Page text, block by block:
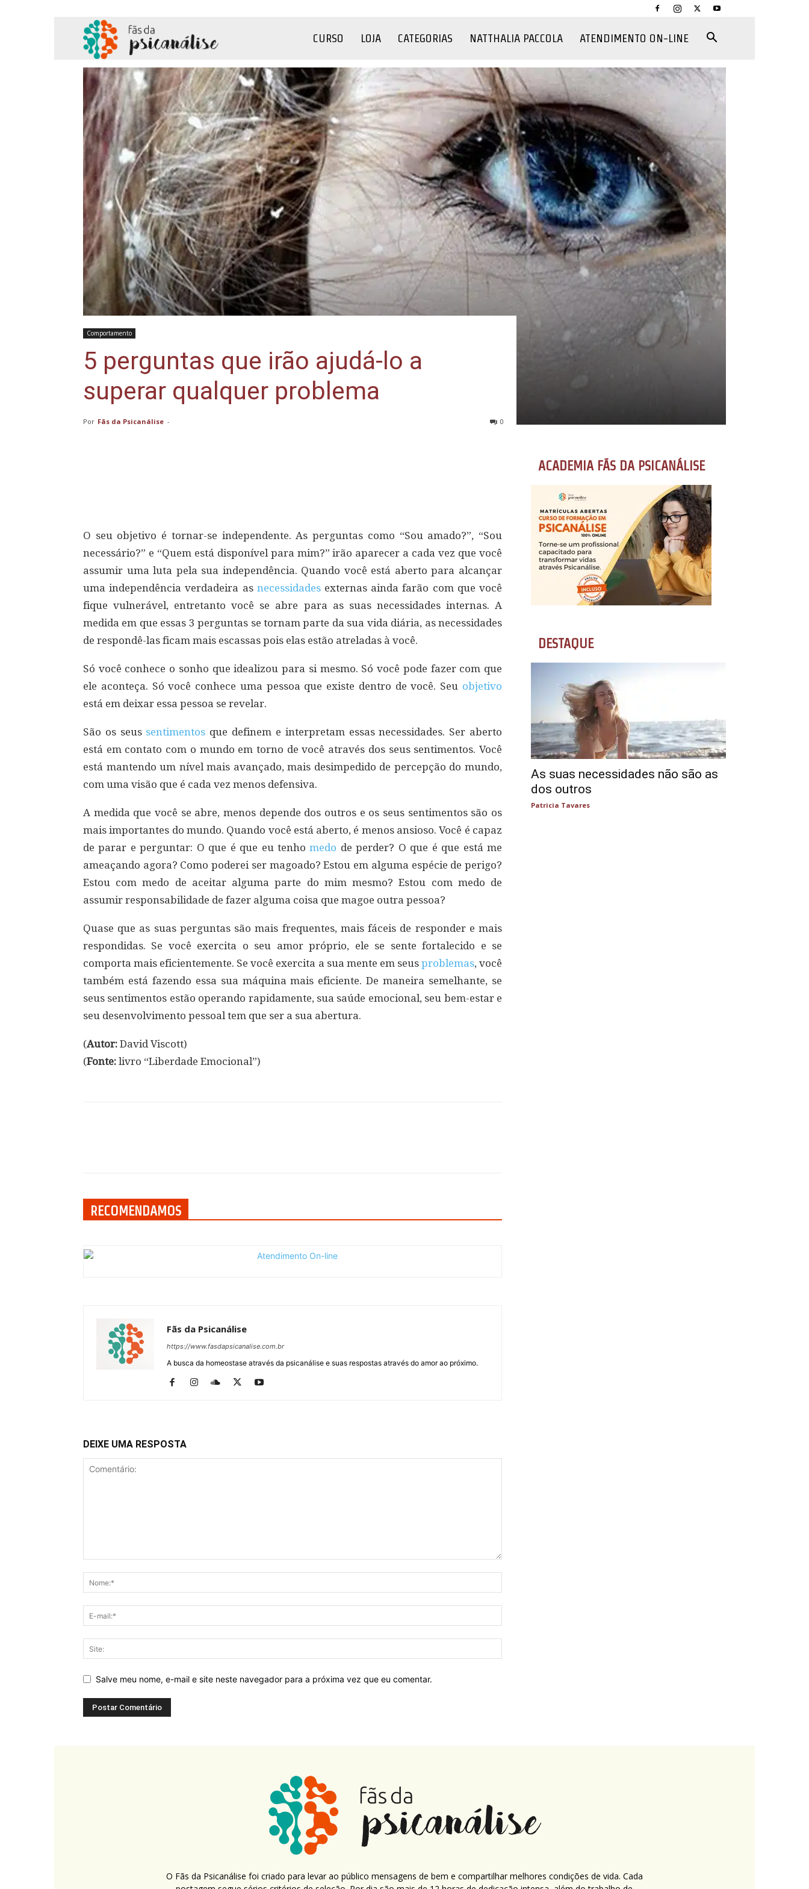
da
Psicanálise
CURSO LOJA CATEGORIAS NATTHALIA PACCOLA ATENDIMENTO ON-LINE
Comportamento
5 perguntas que irão ajudá-lo a
superar qualquer problema
Por Fãs da Psicanálise - 0
O seu objetivo é tornar-se independente. As perguntas como “Sou amado?”, “Sou
necessário?” e “Quem está disponível para mim?” irão aparecer a cada vez que você
assumir uma luta pela sua independência. Quando você está aberto para alcançar
uma independência verdadeira as necessidadesexternas ainda farão com que você
fique vulnerável, entretanto você se abre para as suas necessidades internas. A
medida em que essas 3 perguntas se tornam parte da sua vida diária, as necessidades
de respondê-las ficam mais escassas pois elas estão atreladas à você.
Só você conhece o sonho que idealizou para si mesmo. Só você pode fazer com que
ele aconteça. Só você conhece uma pessoa que existe dentro de você. Seu objetivo
está em deixar essa pessoa se revelar.
São os seus sentimentos que definem e interpretam essas necessidades. Ser aberto
está em contato com o mundo em torno de você através dos seus sentimentos. Você
está mantendo um nível mais avançado, mais desimpedido de percepção do mundo,
com uma visão que é cada vez menos defensiva.
A medida que você se abre, menos depende dos outros e os seus sentimentos são os
mais importantes do mundo. Quando você está aberto, é menos ansioso. Você é capaz
de parar e perguntar: O que é que eu tenhomedo de perder? O que é que está me
ameaçando agora? Como poderei ser magoado? Estou em alguma espécie de perigo?
Estou com medo de aceitar alguma parte do mim mesmo? Estou com medo de
assumir responsabilidade de fazer alguma coisa que magoe outra pessoa?
Quase que as suas perguntas são mais frequentes, mais fáceis de responder e mais
respondidas. Se você exercita o seu amor próprio, ele se sente fortalecido e se
comporta mais eficientemente. Se você exercita a sua mente em seus problemas, você
também está fazendo essa sua máquina mais eficiente. De maneira semelhante, se
seus sentimentos estão operando rapidamente, sua saúde emocional, seu bem-estar e
seu desenvolvimento pessoal tem que ser a sua abertura.
(Autor: David Viscott)
(Fonte: livro “Liberdade Emocional”)
RECOMENDAMOS
Fãs da Psicanálise
https://www.fasdapsicanalise.com.br
A busca da homeostase através da psicanálise e suas respostas através do amor ao próximo.
DEIXE UMA RESPOSTA
Salve meu nome, e-mail e site neste navegador para a próxima vez que eu comentar.
ACADEMIA FÃS DA PSICANÁLISE
DESTAQUE
As suas necessidades não são as
dos outros
Patricia Tavares
O Fãs da Psicanálise foi criado para levar ao público mensagens de bem e compartilhar melhores condições de vida. Cada